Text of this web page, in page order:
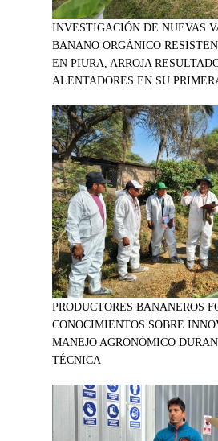
INVESTIGACIÓN DE NUEVAS
BANANO ORGÁNICO
EN PIURA, ARROJA
ALENTADORES EN SU
PRODUCTORES BANANEROS
CONOCIMIENTOS SOBRE
MANEJO AGRONÓMICO
TÉCNICA